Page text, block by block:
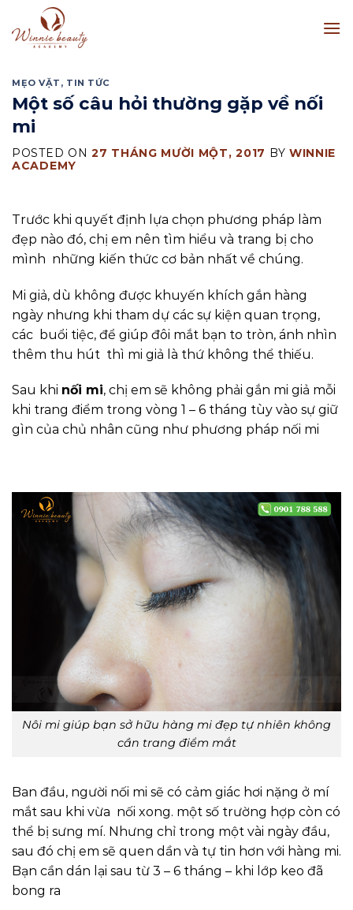
to
content
MẸO VẶT , TIN TỨC
Một số câu hỏi thường gặp về nối
mi
POSTED ON 27 THÁNG MƯỜI MỘT, 2017 BY WINNIE
ACADEMY
Trước khi quyết định lựa chọn phương pháp làm
đẹp nào đó, chị em nên tìm hiểu và trang bị cho
mình những kiến thức cơ bản nhất về chúng.
Mi giả, dù không được khuyến khích gắn hàng
ngày nhưng khi tham dự các sự kiện quan trọng,
các buổi tiệc, để giúp đôi mắt bạn to tròn, ánh nhìn
thêm thu hút thì mi giả là thứ không thể thiếu.
Sau khi nối mi, chị em sẽ không phải gắn mi giả mỗi
khi trang điểm trong vòng 1 – 6 tháng tùy vào sự giữ
gìn của chủ nhân cũng như phương pháp nối mi
Nôi mi giúp bạn sở hữu hàng mi đẹp tự nhiên không
cần trang điểm mắt
Ban đầu, người nối mi sẽ có cảm giác hơi nặng ở mí
mắt sau khi vừa nối xong. một số trường hợp còn có
thể bị sưng mí. Nhưng chỉ trong một vài ngày đầu,
sau đó chị em sẽ quen dần và tự tin hơn với hàng mi.
Bạn cần dán lại sau từ 3 – 6 tháng – khi lớp keo đã
bong ra